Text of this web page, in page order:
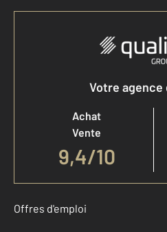
Votre agence
Achat
Vente
9,4/10
Offres d'emploi